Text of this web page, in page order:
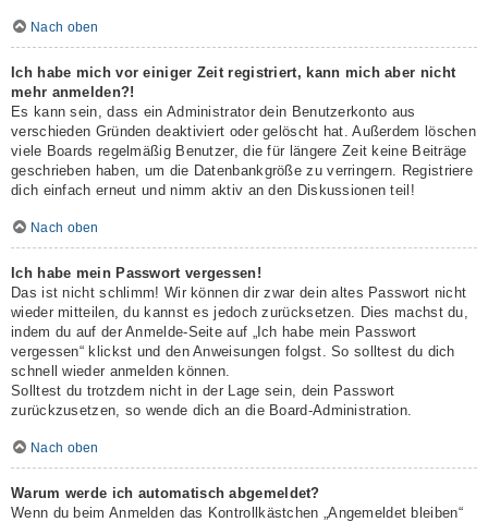
Nach oben
Ich habe mich vor einiger Zeit registriert, kann mich aber nicht
mehr anmelden?!
Es kann sein, dass ein Administrator dein Benutzerkonto aus
verschieden Gründen deaktiviert oder gelöscht hat. Außerdem löschen
viele Boards regelmäßig Benutzer, die für längere Zeit keine Beiträge
geschrieben haben, um die Datenbankgröße zu verringern. Registriere
dich einfach erneut und nimm aktiv an den Diskussionen teil!
Nach oben
Ich habe mein Passwort vergessen!
Das ist nicht schlimm! Wir können dir zwar dein altes Passwort nicht
wieder mitteilen, du kannst es jedoch zurücksetzen. Dies machst du,
indem du auf der Anmelde-Seite auf „Ich habe mein Passwort
vergessen“ klickst und den Anweisungen folgst. So solltest du dich
schnell wieder anmelden können.
Solltest du trotzdem nicht in der Lage sein, dein Passwort
zurückzusetzen, so wende dich an die Board-Administration.
Nach oben
Warum werde ich automatisch abgemeldet?
Wenn du beim Anmelden das Kontrollkästchen „Angemeldet bleiben“